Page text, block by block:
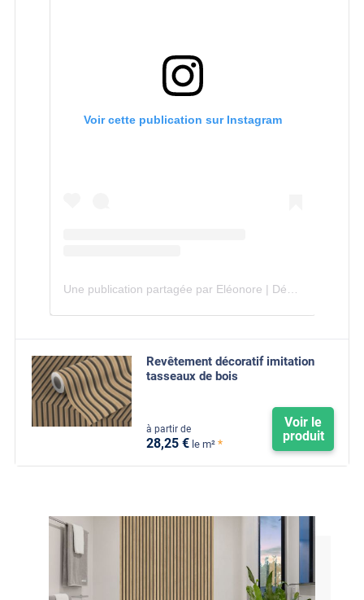
Voir cette publication sur Instagram
Une publication partagée par Eléonore | Déco & DIY 👑 📍Lyon (@montoutmontoit)
Revêtement décoratif imitation
tasseaux de bois
à partir de
28,25 € le m² *
Voir le
produit